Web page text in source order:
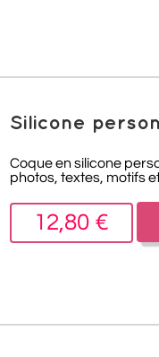
Silicone
Coque en silicone
photos, textes, motifs
12,80 €